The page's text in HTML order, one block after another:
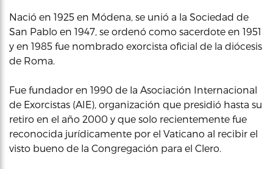
Nació en 1925 en Módena, se unió a la Sociedad de
San Pablo en 1947, se ordenó como sacerdote en 1951
y en 1985 fue nombrado exorcista oficial de la diócesis
de Roma.
Fue fundador en 1990 de la Asociación Internacional
de Exorcistas (AIE), organización que presidió hasta su
retiro en el año 2000 y que solo recientemente fue
reconocida jurídicamente por el Vaticano al recibir el
visto bueno de la Congregación para el Clero.